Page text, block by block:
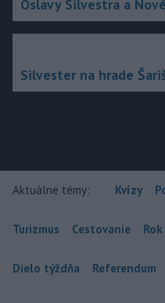
Oslavy Silvestra a
Silvester na hrade
Aktuálne témy: Kvízy
Turizmus Cestovanie
Dielo týždňa Referendum